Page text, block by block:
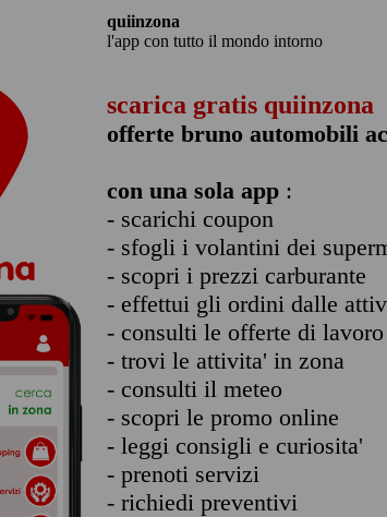
quiinzona
l'app con tutto il mondo intorno
scarica gratis quiinzona
offerte bruno automobili
con una sola app :
- scarichi coupon
- sfogli i volantini dei
- scopri i prezzi carburante
- effettui gli ordini dalle
- consulti le offerte di lavoro
- trovi le attivita' in zona
- consulti il meteo
- scopri le promo online
- leggi consigli e curiosita'
- prenoti servizi
- richiedi preventivi